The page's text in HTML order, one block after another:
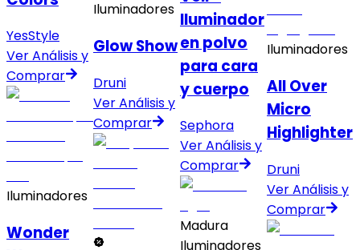
YesStyle
Ver Análisis y
Comprar
Iluminadores
Wonder
Iluminadores
Glow Show
Druni
Ver Análisis y
Comprar
Iluminador
en polvo
para cara
y cuerpo
Sephora
Ver Análisis y
Comprar
Madura
Iluminadores
Iluminadores
All Over
Micro
Highlighter
Druni
Ver Análisis y
Comprar